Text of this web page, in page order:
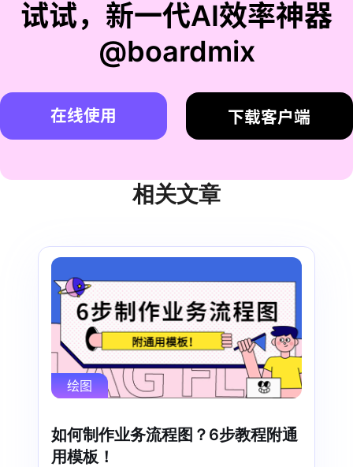
试试，新一代AI效率神器
@boardmix
在线使用 下载客户端
相关文章
绘图
如何制作业务流程图？6步教程附通
用模板！